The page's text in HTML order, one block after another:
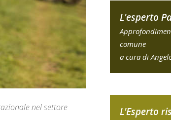
nel settore
L'esperto
comune
a cura di
L'Esperto